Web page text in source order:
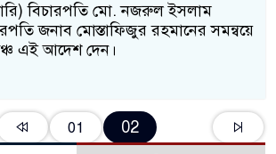
বিচারপতি মো. নজরুল ইসলাম
জনাব মোস্তাফিজুর রহমানের সমন্বয়ে
এই আদেশ দেন।
01 02